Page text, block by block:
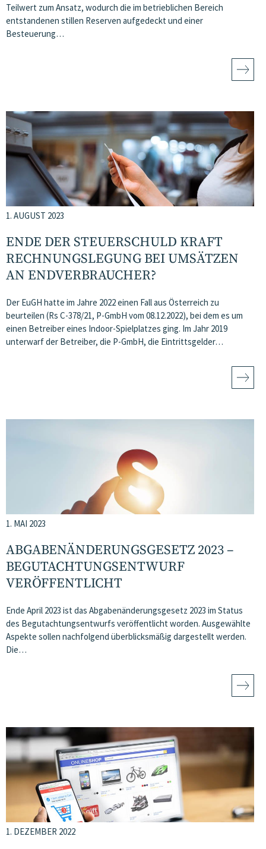
Teilwert zum Ansatz, wodurch die im betrieblichen Bereich
entstandenen stillen Reserven aufgedeckt und einer
Besteuerung…
1. AUGUST 2023
ENDE DER STEUERSCHULD KRAFT
RECHNUNGSLEGUNG BEI UMSÄTZEN
AN ENDVERBRAUCHER?
Der EuGH hatte im Jahre 2022 einen Fall aus Österreich zu
beurteilen (Rs C-378/21, P-GmbH vom 08.12.2022), bei dem es um
einen Betreiber eines Indoor-Spielplatzes ging. Im Jahr 2019
unterwarf der Betreiber, die P-GmbH, die Eintrittsgelder…
1. MAI 2023
ABGABENÄNDERUNGSGESETZ 2023 –
BEGUTACHTUNGSENTWURF
VERÖFFENTLICHT
Ende April 2023 ist das Abgabenänderungsgesetz 2023 im Status
des Begutachtungsentwurfs veröffentlicht worden. Ausgewählte
Aspekte sollen nachfolgend überblicksmäßig dargestellt werden.
Die…
1. DEZEMBER 2022